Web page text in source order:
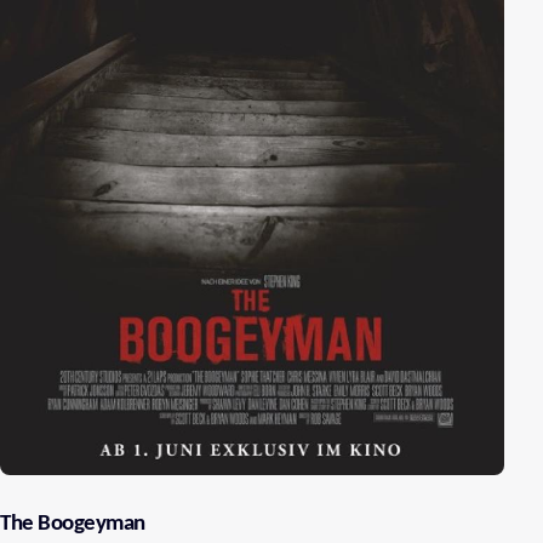
The Boogeyman